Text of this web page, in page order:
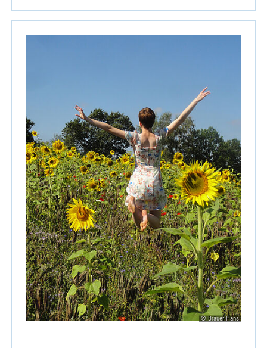
© Bräuer Hans